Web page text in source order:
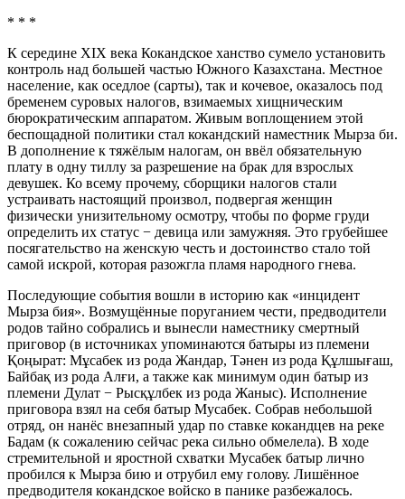
* * *
К середине XIX века Кокандское ханство сумело установить
контроль над большей частью Южного Казахстана. Местное
население, как оседлое (сарты), так и кочевое, оказалось под
бременем суровых налогов, взимаемых хищническим
бюрократическим аппаратом. Живым воплощением этой
беспощадной политики стал кокандский наместник Мырза би.
В дополнение к тяжёлым налогам, он ввёл обязательную
плату в одну тиллу за разрешение на брак для взрослых
девушек. Ко всему прочему, сборщики налогов стали
устраивать настоящий произвол, подвергая женщин
физически унизительному осмотру, чтобы по форме груди
определить их статус − девица или замужняя. Это грубейшее
посягательство на женскую честь и достоинство стало той
самой искрой, которая разожгла пламя народного гнева.
Последующие события вошли в историю как «инцидент
Мырза бия». Возмущённые поруганием чести, предводители
родов тайно собрались и вынесли наместнику смертный
приговор (в источниках упоминаются батыры из племени
Қоңырат: Мұсабек из рода Жандар, Тәнен из рода Құлшығаш,
Байбақ из рода Алғи, а также как минимум один батыр из
племени Дулат − Рысқұлбек из рода Жаныс). Исполнение
приговора взял на себя батыр Мусабек. Собрав небольшой
отряд, он нанёс внезапный удар по ставке кокандцев на реке
Бадам (к сожалению сейчас река сильно обмелела). В ходе
стремительной и яростной схватки Мусабек батыр лично
пробился к Мырза бию и отрубил ему голову. Лишённое
предводителя кокандское войско в панике разбежалось.